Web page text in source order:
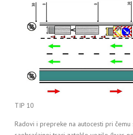
TIP 10
Radovi i prepreke na autocesti pri čemu